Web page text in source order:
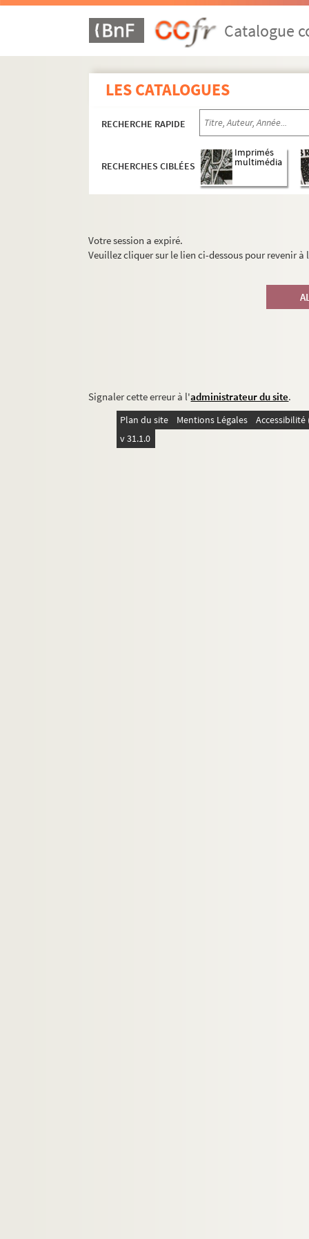
Catalogue
LES CATALOGUES
RECHERCHE RAPIDE
RECHERCHES CIBLÉES
Imprimés
multimédia
Votre session a expiré.
Veuillez cliquer sur le lien ci-dessous pour revenir
Signaler cette erreur à l'administrateur du site.
Plan du site Mentions Légales
v 31.1.0